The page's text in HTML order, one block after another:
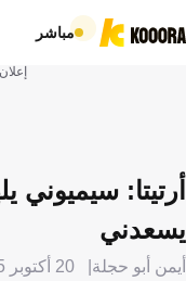
مباشر
إعلان
أرتيتا: سيميوني
يسعدني
أيمن أبو حجلة 20 أكتوبر 2025